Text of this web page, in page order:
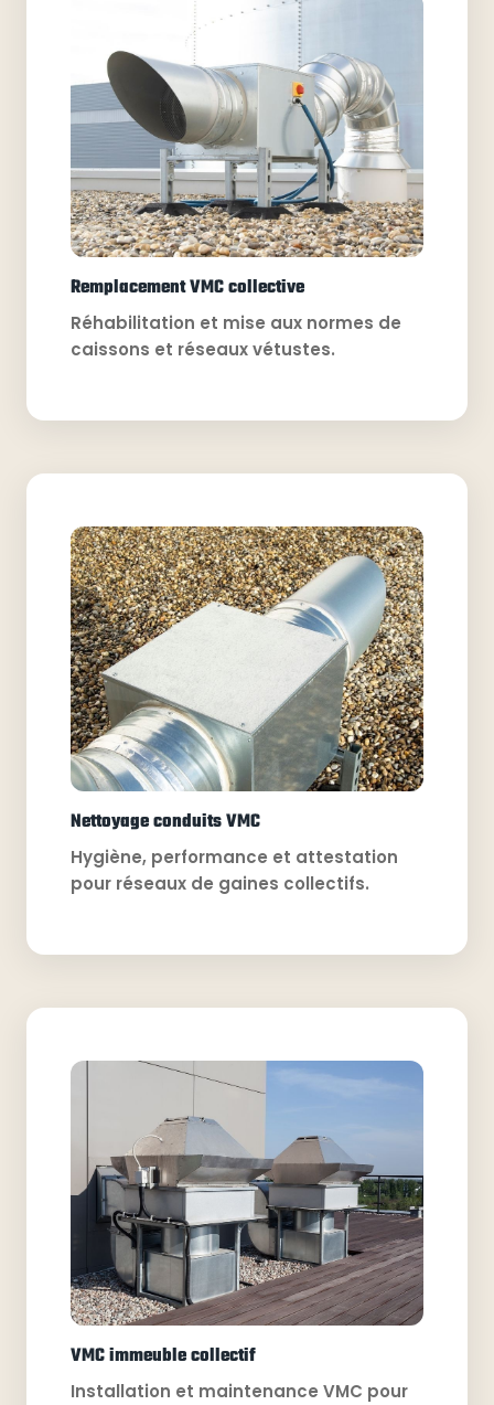
Remplacement VMC collective
Réhabilitation et mise aux normes de
caissons et réseaux vétustes.
Nettoyage conduits VMC
Hygiène, performance et attestation
pour réseaux de gaines collectifs.
VMC immeuble collectif
Installation et maintenance VMC pour